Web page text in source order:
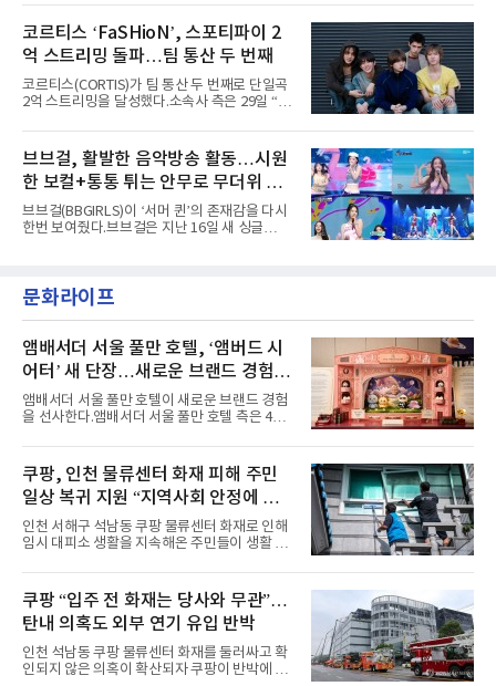
정적인 실력을 입증했고, 올해 '2026 어썸뮤직
페스티벌', '뷰티풀 민트 라이프 2026', '2026
heart(와일드 하트)’라는 제목이 붙은 콘셉트 포
토에는 멤버들의 본능적이고 야성적인 면모가
강렬하게 담겼다. 짙은 아이섀도와 푸른빛·금빛·
붉은빛의 컬러 렌즈가 비현실적인 분위기를 자
아내고, 여러 원색이 불규칙하게 뒤섞인 멀티컬
러 헤어와 과감한 블루·블랙 립 메이크업이 낯설
고도 매혹적인 비주얼을 완성했다.스타일링 역
엣을 거침없이 결합했다. 멤버들은 각기 다른 개
성을 살린 스타일링을 선
코르티스 ‘FaSHioN’, 스포티파이 2
억 스트리밍 돌파…팀 통산 두 번째
코르티스(CORTIS)가 팀 통산 두 번째로 단일곡
2억 스트리밍을 달성했다.소속사 측은 29일 “코
벌 오디오·음원 스트리밍 플랫폼 스포티파이에
서 27일 자로 누적 재생 수 2억 회를 돌파했
다”고 밝혔다.곡이 발표된 지 약 10개월 만이다.
팀의 첫 번째 2억 스트리밍 곡은 동일 음반에 수
록된 ‘GO!’다. 이 노래는 공개 약 9개월 만인 지
난달 26일 자에 2억 고지를 밟았다. 이는 최근 5
년 내 데뷔한 보이그룹의 곡 중 최단기 2억 달성
했다. “내 티, 5 bucks 바지는, 만원” 등 멤버들
의 라이프 스타일
브브걸, 활발한 음악방송 활동…시원
한 보컬+통통 튀는 안무로 무더위 사
냥
브브걸(BBGIRLS)이 ‘서머 퀸’의 존재감을 다시
한번 보여줬다.브브걸은 지난 16일 새 싱글
MBC '쇼! 음악중심', SBS '인기가요' 등 주요 음
악방송 무대에 올라 화려한 퍼포먼스를 펼쳤다.
력을 앞세워 매 무대 색다른 볼거리를 선사했다.
특히 화사한 파스텔 톤의 비치웨어부터 청량한
마린룩, 햇살 아래 반짝이는 물결을 연상시키는
스커트, 강렬한 붉은 계열의 스타일링까지 각기
다른 매력을 선보였다. 브브걸은 다채로운 여름
패션을 완벽하게 소화하며 보
문화라이프
앰배서더 서울 풀만 호텔, ‘앰버드 시
어터’ 새 단장…새로운 브랜드 경험 선
사
앰배서더 서울 풀만 호텔이 새로운 브랜드 경험
을 선사한다.앰배서더 서울 풀만 호텔 측은 4일
이야기를 담은 인형 극장 콘셉트의 공간 ‘앰버드
시어터(Ambird Theater)’를 새롭게 선보인
다”고 밝혔다.앰배서더 서울 풀만 호텔은 로비
한편에 마련된 앰버드 존을 통해 앰버드의 세계
관을 소개해왔다. 앰버드 존은 앰버드가 우주여
행 중 수집한 다양한 굿즈를 전시한 '앰버드 플래
닛(Ambird Planet)과 계절별 플라워 연출로 사
라 극장을 모티브로 한 데코레이션으로 구성됐
다. 무대 공간 및 티켓 박스
쿠팡, 인천 물류센터 화재 피해 주민
일상 복귀 지원 “지역사회 안정에 총
력”
인천 서해구 석남동 쿠팡 물류센터 화재로 인해
임시 대피소 생활을 지속해온 주민들이 생활 터
필먼트서비스(CFS)가 지난 28일부터 화재 피해
주민을 대상으로 전문 출장 청소서비스 지원에
나섬으로써 본격적인 지역사회 복구 작업이 시
작된 것이다.대피소 주민 중심 청소 접수, 첫날
부터 2가구 지원 완료CFS는 신현초등학교, 신
현북초등학교, 신현여자중학교 등 인천 서해구
관내 임시 대피소 3곳에서 체류해온 화재 피해
쿠팡 “입주 전 화재는 당사와 무관”…
탄내 의혹도 외부 연기 유입 반박
인천 석남동 쿠팡 물류센터 화재를 둘러싸고 확
인되지 않은 의혹이 확산되자 쿠팡이 반박에 나